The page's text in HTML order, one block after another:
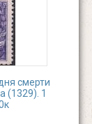
смерти
(1329). 1